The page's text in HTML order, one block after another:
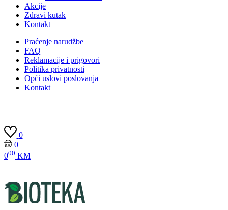
Akcije
Zdravi kutak
Kontakt
Praćenje narudžbe
FAQ
Reklamacije i prigovori
Politika privatnosti
Opći uslovi poslovanja
Kontakt
0
0
000 KM